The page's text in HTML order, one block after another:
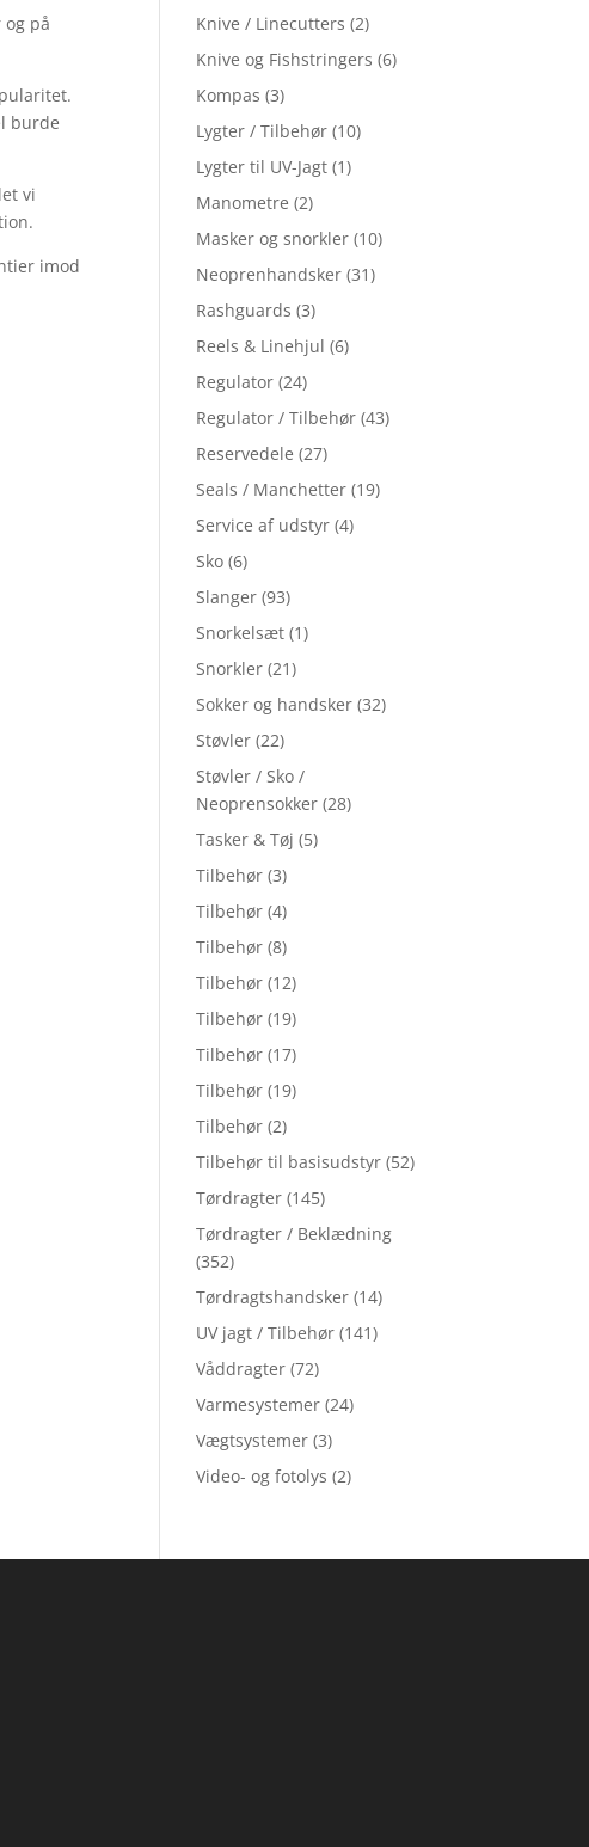
på
burde
vi
imod
Knive / Linecutters (2)
Knive og Fishstringers (6)
Kompas (3)
Lygter / Tilbehør (10)
Lygter til UV-Jagt (1)
Manometre (2)
Masker og snorkler (10)
Neoprenhandsker (31)
Rashguards (3)
Reels & Linehjul (6)
Regulator (24)
Regulator / Tilbehør (43)
Reservedele (27)
Seals / Manchetter (19)
Service af udstyr (4)
Sko (6)
Slanger (93)
Snorkelsæt (1)
Snorkler (21)
Sokker og handsker (32)
Støvler (22)
Støvler / Sko /
Neoprensokker (28)
Tasker & Tøj (5)
Tilbehør (3)
Tilbehør (4)
Tilbehør (8)
Tilbehør (12)
Tilbehør (19)
Tilbehør (17)
Tilbehør (19)
Tilbehør (2)
Tilbehør til basisudstyr (52)
Tørdragter (145)
Tørdragter / Beklædning
(352)
Tørdragtshandsker (14)
UV jagt / Tilbehør (141)
Våddragter (72)
Varmesystemer (24)
Vægtsystemer (3)
Video- og fotolys (2)